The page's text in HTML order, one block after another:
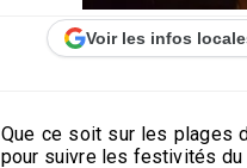
Voir les infos
Que ce soit sur les plages
pour suivre les festivités du